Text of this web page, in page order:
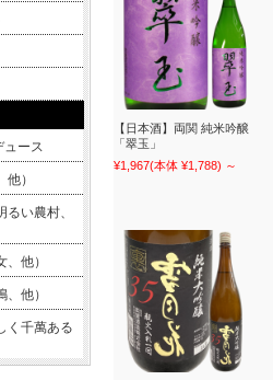
【日本酒】両関 純米吟醸
「翠玉」
¥1,967(本体 ¥1,788) ～
ース
）
い農村、
他）
他）
く千萬ある